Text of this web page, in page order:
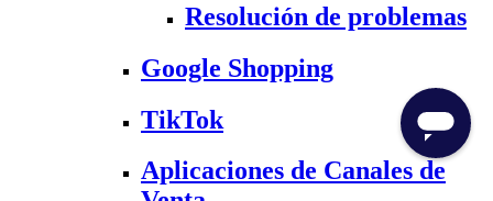
Resolución de problemas
Google Shopping
TikTok
Aplicaciones de Canales de